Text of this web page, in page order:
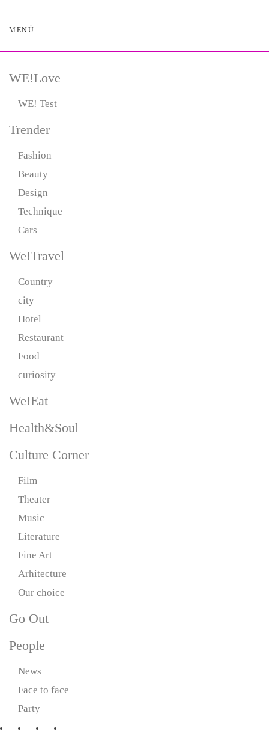
Skip
content
MENÜ
WE!Love
WE! Test
Trender
Fashion
Beauty
Design
Technique
Cars
We!Travel
Country
city
Hotel
Restaurant
Food
curiosity
We!Eat
Health&Soul
Culture Corner
Film
Theater
Music
Literature
Fine Art
Arhitecture
Our choice
Go Out
People
News
Face to face
Party